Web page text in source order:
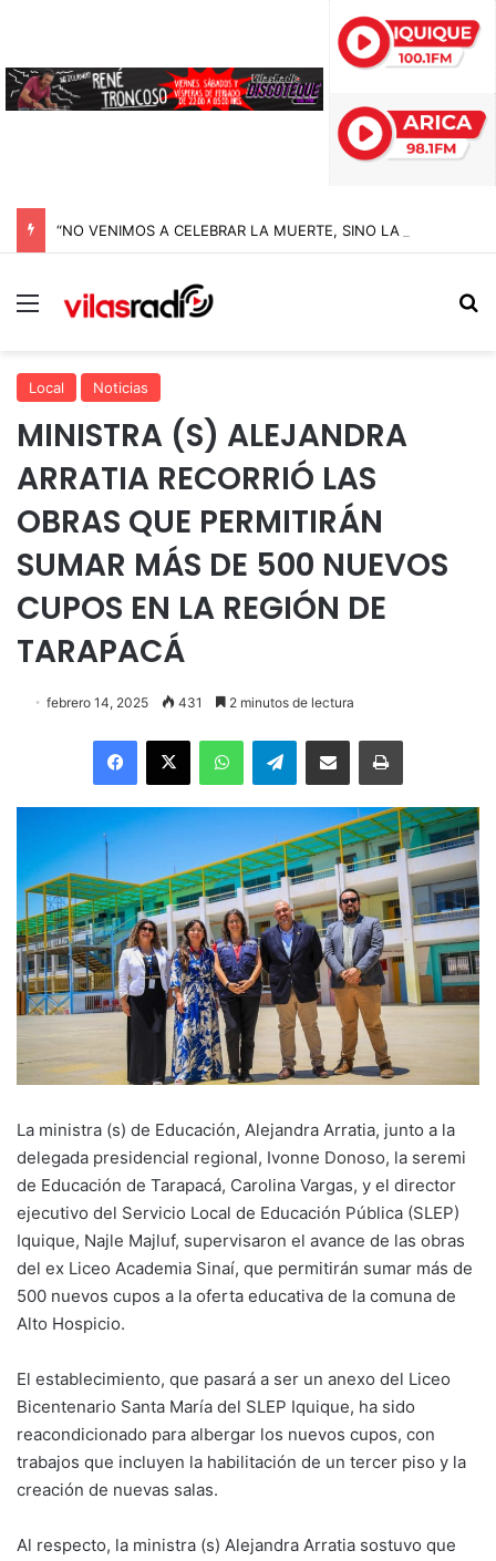
Menú
Local Noticias
MINISTRA (S) ALEJANDRA
ARRATIA RECORRIÓ LAS
OBRAS QUE PERMITIRÁN
SUMAR MÁS DE 500 NUEVOS
CUPOS EN LA REGIÓN DE
TARAPACÁ
febrero 14, 2025 431 2 minutos de lectura
Facebook
X WhatsAppTelegramEnviar vía email Imprimir
La ministra (s) de Educación, Alejandra Arratia, junto a la
delegada presidencial regional, Ivonne Donoso, la seremi
de Educación de Tarapacá, Carolina Vargas, y el director
ejecutivo del Servicio Local de Educación Pública (SLEP)
Iquique, Najle Majluf, supervisaron el avance de las obras
del ex Liceo Academia Sinaí, que permitirán sumar más de
500 nuevos cupos a la oferta educativa de la comuna de
Alto Hospicio.
El establecimiento, que pasará a ser un anexo del Liceo
Bicentenario Santa María del SLEP Iquique, ha sido
reacondicionado para albergar los nuevos cupos, con
trabajos que incluyen la habilitación de un tercer piso y la
creación de nuevas salas.
Al respecto, la ministra (s) Alejandra Arratia sostuvo que